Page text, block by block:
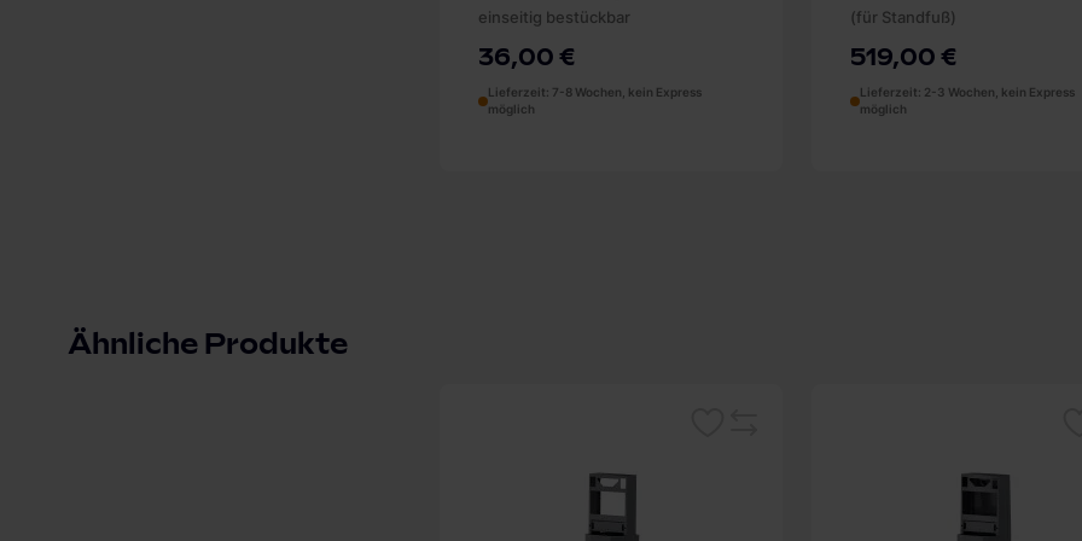
einseitig bestückbar
36,00 €
Lieferzeit: 7-8 Wochen, kein Express
möglich
(für Standfuß)
519,00 €
Lieferzeit: 2-3 Wochen, kein Express
möglich
Ähnliche Produkte